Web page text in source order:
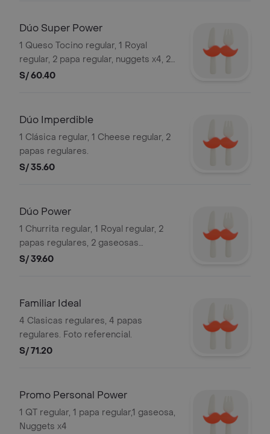
Dúo Super Power
1 Queso Tocino regular, 1 Royal
regular, 2 papa regular, nuggets x4, 2
gaseosa personal. Foto referencial
S/ 60.40
Dúo Imperdible
1 Clásica regular, 1 Cheese regular, 2
papas regulares.
S/ 35.60
Dúo Power
1 Churrita regular, 1 Royal regular, 2
papas regulares, 2 gaseosas
personales. Foto referencial.
S/ 39.60
Familiar Ideal
4 Clasicas regulares, 4 papas
regulares. Foto referencial.
S/ 71.20
Promo Personal Power
1 QT regular, 1 papa regular,1 gaseosa,
Nuggets x4